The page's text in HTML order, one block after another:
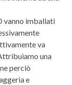
vanno imballati
va
una
perciò
e